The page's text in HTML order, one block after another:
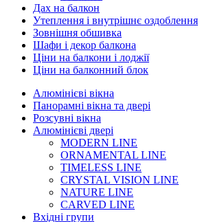
Дах на балкон
Утеплення і внутрішнє оздоблення
Зовнішня обшивка
Шафи і декор балкона
Ціни на балкони і лоджії
Ціни на балконний блок
Алюмінієві вікна
Панорамні вікна та двері
Розсувні вікна
Алюмінієві двері
MODERN LINE
ORNAMENTAL LINE
TIMELESS LINE
CRYSTAL VISION LINE
NATURE LINE
CARVED LINE
Вхідні групи